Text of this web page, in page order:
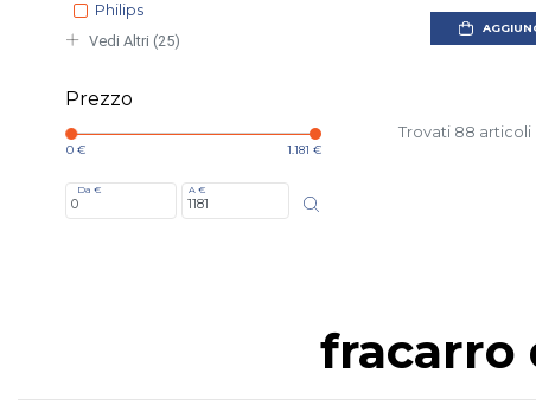
Philips
Vedi Altri (25)
Prezzo
0 € 1.181 €
Da € A €
Trovati 88 articoli
fracarro